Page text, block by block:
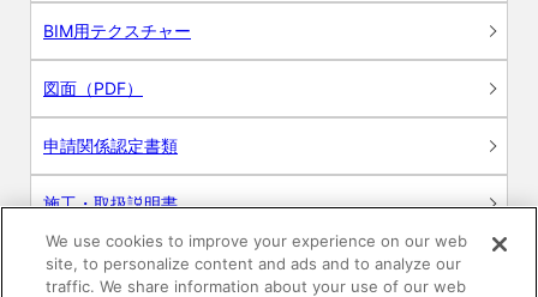
BIM用テクスチャー
図面（PDF）
申請関係認定書類
施工・取扱説明書
動画
We use cookies to improve your experience on our web
site, to personalize content and ads and to analyze our
traffic. We share information about your use of our web